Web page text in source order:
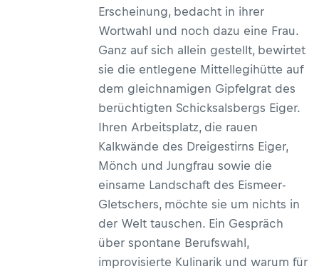
Erscheinung, bedacht in ihrer
Wortwahl und noch dazu eine Frau.
Ganz auf sich allein gestellt, bewirtet
sie die entlegene Mittellegihütte auf
dem gleichnamigen Gipfelgrat des
berüchtigten Schicksalsbergs Eiger.
Ihren Arbeitsplatz, die rauen
Kalkwände des Dreigestirns Eiger,
Mönch und Jungfrau sowie die
einsame Landschaft des Eismeer-
Gletschers, möchte sie um nichts in
der Welt tauschen. Ein Gespräch
über spontane Berufswahl,
improvisierte Kulinarik und warum für